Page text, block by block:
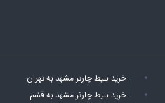
خرید بلیط چارتر مشهد به تهران
خرید بلیط چارتر مشهد به قشم